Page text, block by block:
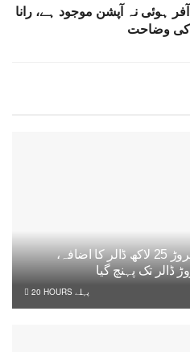
ہوئی نہ آپشن موجود ہے، رانا
کی وضاحت
ملکی زرمبادلہ ذخائر میں 3 کروڑ 25 لاکھ ڈالر کا اضافہ،
20 HOURS پہلے